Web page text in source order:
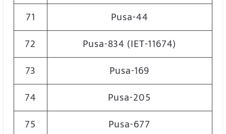
71
Pusa-44
72
Pusa-834 (IET-11674)
73
Pusa-169
74
Pusa-205
75
Pusa-677